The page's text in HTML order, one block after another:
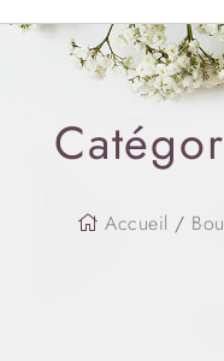
Accueil /